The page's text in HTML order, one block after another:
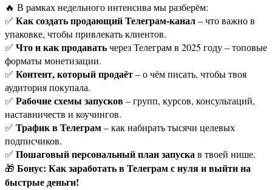
🔥 В рамках недельного интенсива мы разберём:
✅ Как создать продающий Телеграм-канал– что важно в
упаковке, чтобы привлекать клиентов.
✅ Что и как продаватьчерез Телеграм в 2025 году – топовые
форматы монетизации.
✅ Контент, который продаёт– о чём писать, чтобы твоя
аудитория покупала.
✅ Рабочие схемы запусков– групп, курсов, консультаций,
наставничеств и коучингов.
✅ Трафик в Телеграм– как набирать тысячи целевых
подписчиков.
✅ Пошаговый персональный план запускав твоей нише.
🎁 Бонус: Как заработать в Телеграм с нуля и выйти на
быстрые деньги!